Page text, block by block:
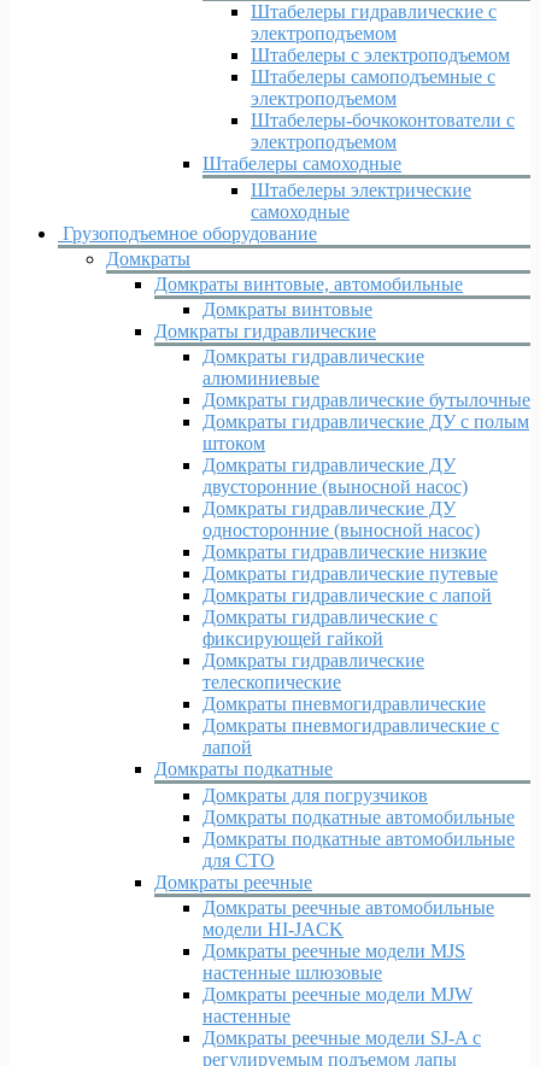
Штабелеры гидравлические c
электроподъемом
Штабелеры с электроподъемом
Штабелеры самоподъемные с
электроподъемом
Штабелеры-бочкоконтователи с
электроподъемом
Штабелеры самоходные
Штабелеры электрические
самоходные
Грузоподъемное оборудование
Домкраты
Домкраты винтовые, автомобильные
Домкраты винтовые
Домкраты гидравлические
Домкраты гидравлические
алюминиевые
Домкраты гидравлические бутылочные
Домкраты гидравлические ДУ c полым
штоком
Домкраты гидравлические ДУ
двусторонние (выносной насос)
Домкраты гидравлические ДУ
односторонние (выносной насос)
Домкраты гидравлические низкие
Домкраты гидравлические путевые
Домкраты гидравлические с лапой
Домкраты гидравлические с
фиксирующей гайкой
Домкраты гидравлические
телескопические
Домкраты пневмогидравлические
Домкраты пневмогидравлические с
лапой
Домкраты подкатные
Домкраты для погрузчиков
Домкраты подкатные автомобильные
Домкраты подкатные автомобильные
для СТО
Домкраты реечные
Домкраты реечные автомобильные
модели HI-JACK
Домкраты реечные модели MJS
настенные шлюзовые
Домкраты реечные модели MJW
настенные
Домкраты реечные модели SJ-A с
регулируемым подъемом лапы